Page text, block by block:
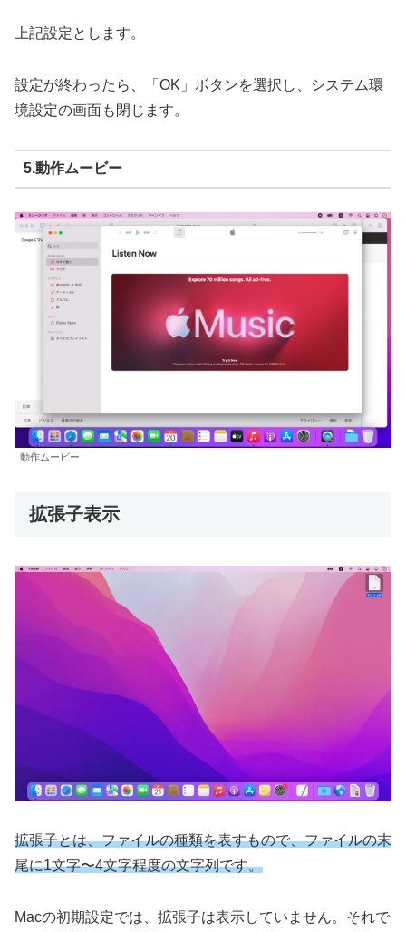
上記設定とします。
設定が終わったら、「OK」ボタンを選択し、システム環
境設定の画面も閉じます。
5.動作ムービー
動作ムービー
拡張子表示
拡張子とは、ファイルの種類を表すもので、ファイルの末
尾に1文字〜4文字程度の文字列です。
Macの初期設定では、拡張子は表示していません。それで